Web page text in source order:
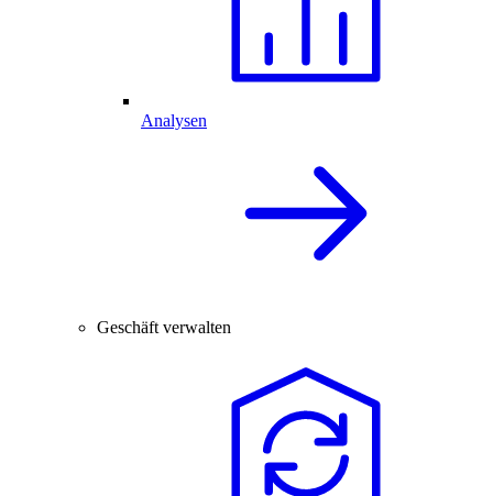
Analysen
Geschäft verwalten